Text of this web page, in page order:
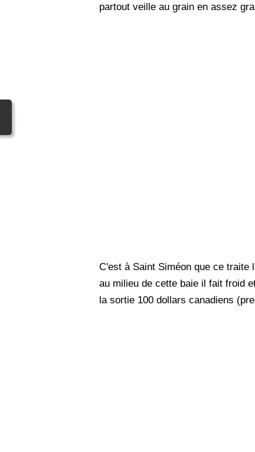
partout veille au grain en assez
C'est à Saint Siméon que ce
au milieu de cette baie il fait froid
la sortie 100 dollars canadiens